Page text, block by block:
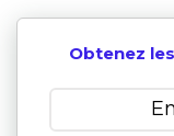
Obtenez